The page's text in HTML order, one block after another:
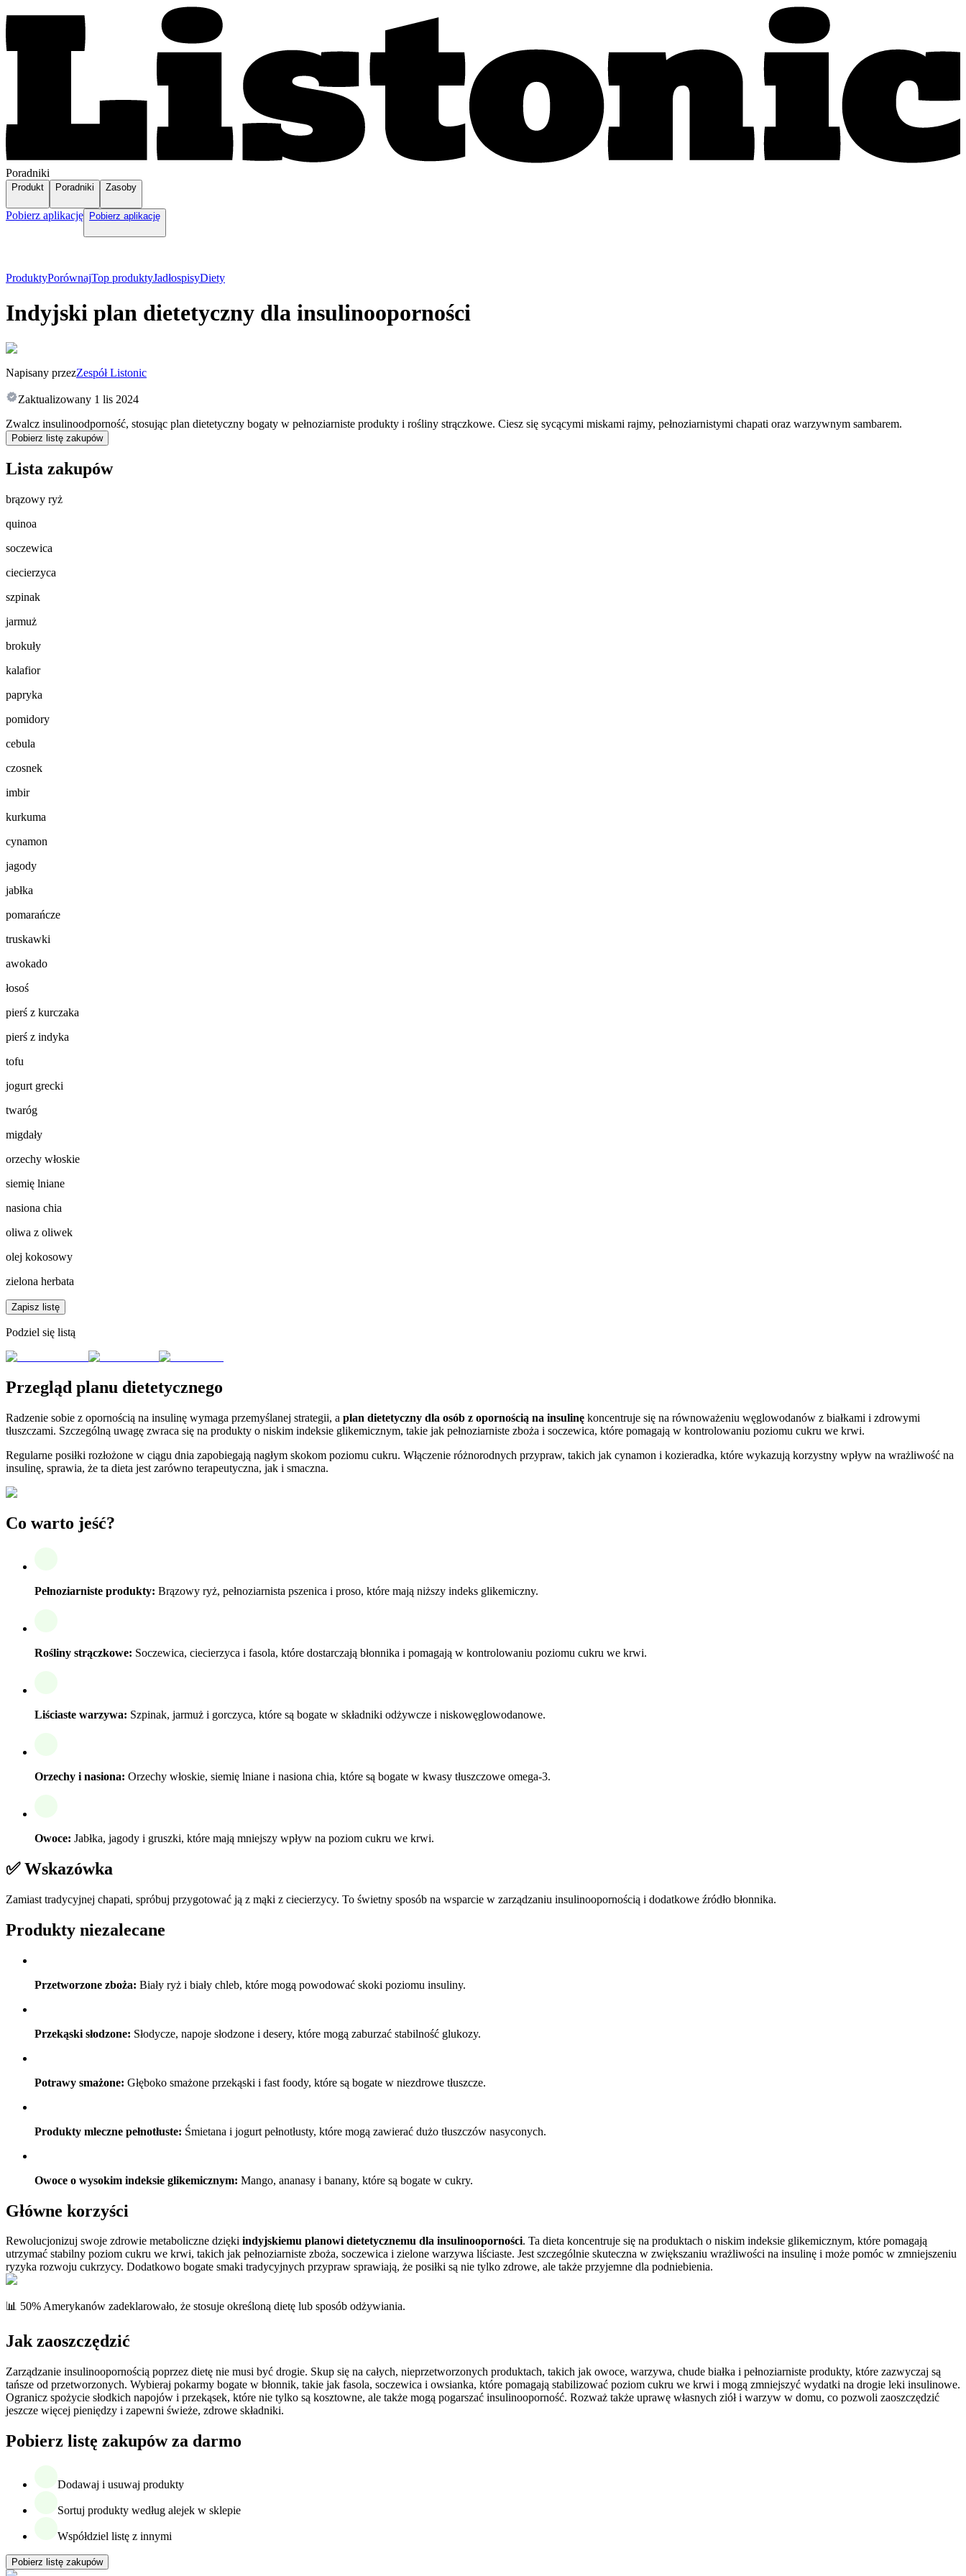
Poradniki
Produkt Poradniki Zasoby
Pobierz aplikację Pobierz aplikację
ProduktyPorównajTop produktyJadłospisyDiety
Indyjski plan dietetyczny dla insulinooporności
Napisany przezZespół Listonic
Zaktualizowany 1 lis 2024
Zwalcz insulinoodporność, stosując plan dietetyczny bogaty w pełnoziarniste produkty i rośliny strączkowe. Ciesz się sycącymi miskami rajmy, pełnoziarnistymi chapati oraz warzywnym sambarem.
Pobierz listę zakupów
Lista zakupów
brązowy ryż
quinoa
soczewica
ciecierzyca
szpinak
jarmuż
brokuły
kalafior
papryka
pomidory
cebula
czosnek
imbir
kurkuma
cynamon
jagody
jabłka
pomarańcze
truskawki
awokado
łosoś
pierś z kurczaka
pierś z indyka
tofu
jogurt grecki
twaróg
migdały
orzechy włoskie
siemię lniane
nasiona chia
oliwa z oliwek
olej kokosowy
zielona herbata
Zapisz listę
Podziel się listą
Przegląd planu dietetycznego
Radzenie sobie z opornością na insulinę wymaga przemyślanej strategii, a plan dietetyczny dla osób z opornością na insulinę koncentruje się na równoważeniu węglowodanów z białkami i zdrowymi
tłuszczami. Szczególną uwagę zwraca się na produkty o niskim indeksie glikemicznym, takie jak pełnoziarniste zboża i soczewica, które pomagają w kontrolowaniu poziomu cukru we krwi.
Regularne posiłki rozłożone w ciągu dnia zapobiegają nagłym skokom poziomu cukru. Włączenie różnorodnych przypraw, takich jak cynamon i kozieradka, które wykazują korzystny wpływ na wrażliwość na
insulinę, sprawia, że ta dieta jest zarówno terapeutyczna, jak i smaczna.
Co warto jeść?
Pełnoziarniste produkty: Brązowy ryż, pełnoziarnista pszenica i proso, które mają niższy indeks glikemiczny.
Rośliny strączkowe: Soczewica, ciecierzyca i fasola, które dostarczają błonnika i pomagają w kontrolowaniu poziomu cukru we krwi.
Liściaste warzywa: Szpinak, jarmuż i gorczyca, które są bogate w składniki odżywcze i niskowęglowodanowe.
Orzechy i nasiona: Orzechy włoskie, siemię lniane i nasiona chia, które są bogate w kwasy tłuszczowe omega-3.
Owoce: Jabłka, jagody i gruszki, które mają mniejszy wpływ na poziom cukru we krwi.
✅ Wskazówka
Zamiast tradycyjnej chapati, spróbuj przygotować ją z mąki z ciecierzycy. To świetny sposób na wsparcie w zarządzaniu insulinoopornością i dodatkowe źródło błonnika.
Produkty niezalecane
Przetworzone zboża: Biały ryż i biały chleb, które mogą powodować skoki poziomu insuliny.
Przekąski słodzone: Słodycze, napoje słodzone i desery, które mogą zaburzać stabilność glukozy.
Potrawy smażone: Głęboko smażone przekąski i fast foody, które są bogate w niezdrowe tłuszcze.
Produkty mleczne pełnotłuste: Śmietana i jogurt pełnotłusty, które mogą zawierać dużo tłuszczów nasyconych.
Owoce o wysokim indeksie glikemicznym: Mango, ananasy i banany, które są bogate w cukry.
Główne korzyści
Rewolucjonizuj swoje zdrowie metaboliczne dzięki indyjskiemu planowi dietetycznemu dla insulinooporności. Ta dieta koncentruje się na produktach o niskim indeksie glikemicznym, które pomagają
utrzymać stabilny poziom cukru we krwi, takich jak pełnoziarniste zboża, soczewica i zielone warzywa liściaste. Jest szczególnie skuteczna w zwiększaniu wrażliwości na insulinę i może pomóc w zmniejszeniu
ryzyka rozwoju cukrzycy. Dodatkowo bogate smaki tradycyjnych przypraw sprawiają, że posiłki są nie tylko zdrowe, ale także przyjemne dla podniebienia.
📊 50% Amerykanów zadeklarowało, że stosuje określoną dietę lub sposób odżywiania.
Jak zaoszczędzić
Zarządzanie insulinoopornością poprzez dietę nie musi być drogie. Skup się na całych, nieprzetworzonych produktach, takich jak owoce, warzywa, chude białka i pełnoziarniste produkty, które zazwyczaj są
tańsze od przetworzonych. Wybieraj pokarmy bogate w błonnik, takie jak fasola, soczewica i owsianka, które pomagają stabilizować poziom cukru we krwi i mogą zmniejszyć wydatki na drogie leki insulinowe.
Ogranicz spożycie słodkich napojów i przekąsek, które nie tylko są kosztowne, ale także mogą pogarszać insulinooporność. Rozważ także uprawę własnych ziół i warzyw w domu, co pozwoli zaoszczędzić
jeszcze więcej pieniędzy i zapewni świeże, zdrowe składniki.
Pobierz listę zakupów za darmo
Dodawaj i usuwaj produkty
Sortuj produkty według alejek w sklepie
Współdziel listę z innymi
Pobierz listę zakupów